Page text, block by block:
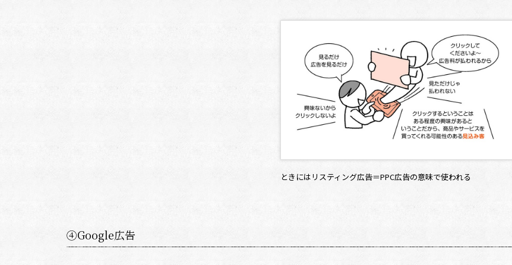
ときにはリスティング広告＝PPC広告の意味で使われる
④Google広告